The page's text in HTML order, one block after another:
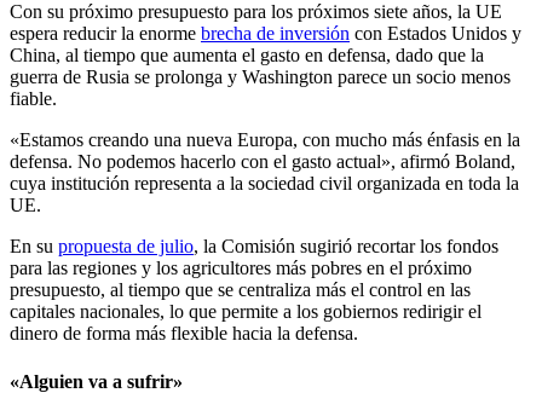
Con su próximo presupuesto para los próximos siete años, la UE
espera reducir la enorme brecha de inversión con Estados Unidos y
China, al tiempo que aumenta el gasto en defensa, dado que la
guerra de Rusia se prolonga y Washington parece un socio menos
fiable.
«Estamos creando una nueva Europa, con mucho más énfasis en la
defensa. No podemos hacerlo con el gasto actual», afirmó Boland,
cuya institución representa a la sociedad civil organizada en toda la
UE.
En su propuesta de julio, la Comisión sugirió recortar los fondos
para las regiones y los agricultores más pobres en el próximo
presupuesto, al tiempo que se centraliza más el control en las
capitales nacionales, lo que permite a los gobiernos redirigir el
dinero de forma más flexible hacia la defensa.
«Alguien va a sufrir»